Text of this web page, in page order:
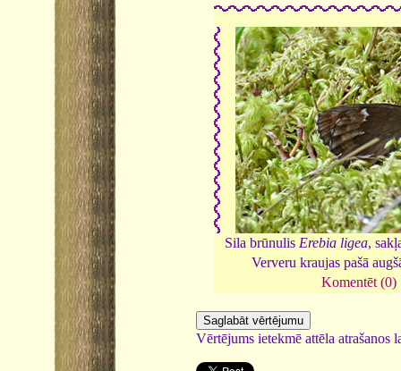
Sila brūnulis Erebia ligea,
Ververu kraujas pašā
Komentēt (0)
Vērtējums ietekmē attēla atrašanos